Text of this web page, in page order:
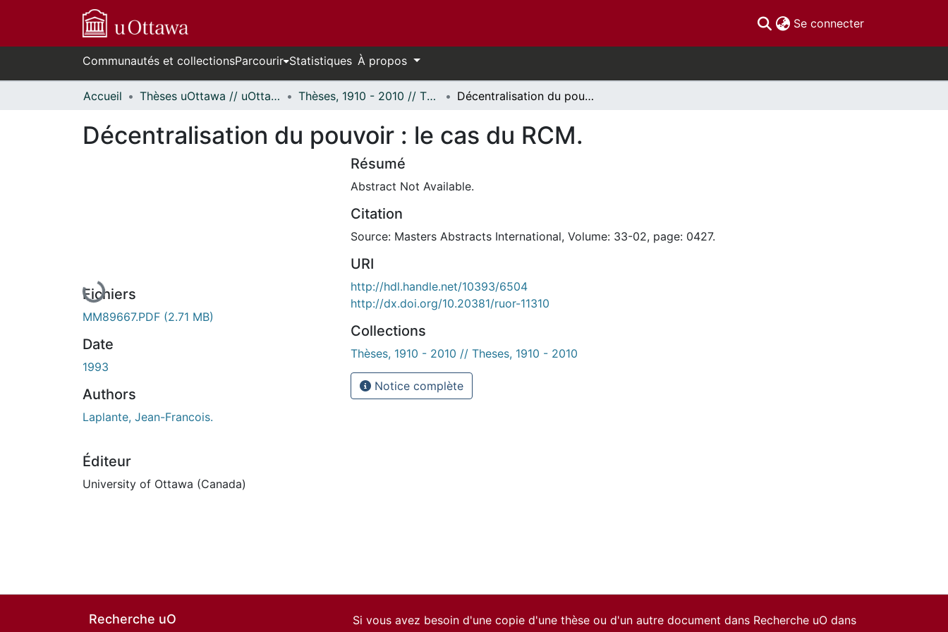
Se connecter(current)
Communautés et collectionsParcourir Statistiques À propos
Accueil Thèses uOttawa // uOttawa Theses Thèses, 1910 - 2010 // Theses, 1910 - 2010 Décentralisation du pouvoir : le cas du RCM.
Décentralisation du pouvoir : le cas du RCM.
En cours de chargement...
Fichiers
MM89667.PDF (2.71 MB)
Date
1993
Authors
Laplante, Jean-Francois.
Éditeur
University of Ottawa (Canada)
Résumé
Abstract Not Available.
Citation
Source: Masters Abstracts International, Volume: 33-02, page: 0427.
URI
http://hdl.handle.net/10393/6504
http://dx.doi.org/10.20381/ruor-11310
Collections
Thèses, 1910 - 2010 // Theses, 1910 - 2010
Notice complète
Recherche uO
Si vous avez besoin d'une copie d'une thèse ou d'un autre document dans Recherche uO dans